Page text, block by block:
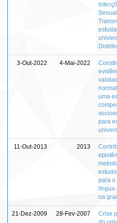
3-Out-2022 4-Mai-2022
uma
para
11-Out-2013 2013
para o
língua
na
21-Dez-2009 28-Fev-2007
Crise